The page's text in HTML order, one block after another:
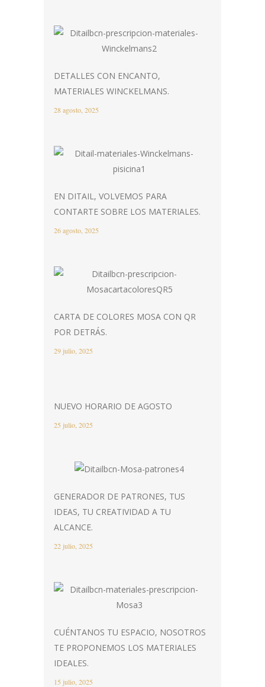
DETALLES CON ENCANTO,
MATERIALES WINCKELMANS.
28 agosto, 2025
EN DITAIL, VOLVEMOS PARA
CONTARTE SOBRE LOS MATERIALES.
26 agosto, 2025
CARTA DE COLORES MOSA CON QR
POR DETRÁS.
29 julio, 2025
NUEVO HORARIO DE AGOSTO
25 julio, 2025
GENERADOR DE PATRONES, TUS
IDEAS, TU CREATIVIDAD A TU
ALCANCE.
22 julio, 2025
CUÉNTANOS TU ESPACIO, NOSOTROS
TE PROPONEMOS LOS MATERIALES
IDEALES.
15 julio, 2025